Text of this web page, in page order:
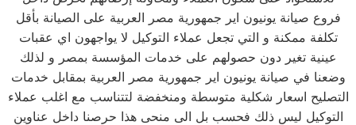
فروع صيانة يونيون اير جمهورية مصر العربية على الصيانة بأقل
تكلفة ممكنة و التي تجعل عملاء التوكيل لا يواجهون اي عقبات
عينية تغير دون حصولهم على خدمات المؤسسة بمصر و لذلك
وضعنا في صيانة يونيون اير جمهورية مصر العربية بمقابل خدمات
التصليح اسعار شكلية متوسطة ومنخفضة لتتناسب مع اغلب عملاء
التوكيل ليس ذلك فحسب بل الى منحى هذا حرصنا داخل عناوين